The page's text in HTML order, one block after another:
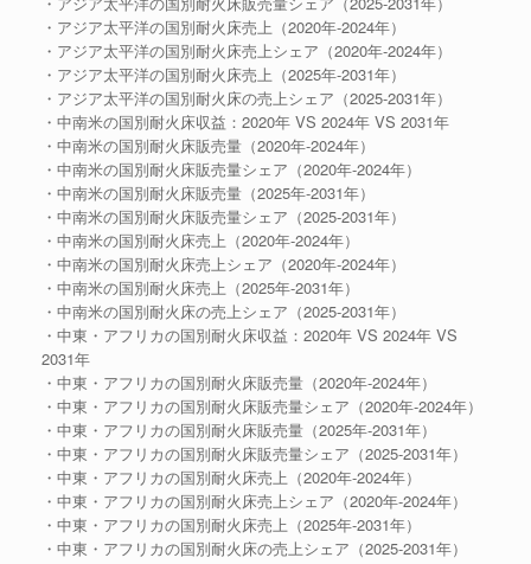
・アジア太平洋の国別耐火床売上（2020年-2024年）
・アジア太平洋の国別耐火床売上シェア（2020年-2024年）
・アジア太平洋の国別耐火床売上（2025年-2031年）
・アジア太平洋の国別耐火床の売上シェア（2025-2031年）
・中南米の国別耐火床収益：2020年 VS 2024年 VS 2031年
・中南米の国別耐火床販売量（2020年-2024年）
・中南米の国別耐火床販売量シェア（2020年-2024年）
・中南米の国別耐火床販売量（2025年-2031年）
・中南米の国別耐火床販売量シェア（2025-2031年）
・中南米の国別耐火床売上（2020年-2024年）
・中南米の国別耐火床売上シェア（2020年-2024年）
・中南米の国別耐火床売上（2025年-2031年）
・中南米の国別耐火床の売上シェア（2025-2031年）
・中東・アフリカの国別耐火床収益：2020年 VS 2024年 VS
2031年
・中東・アフリカの国別耐火床販売量（2020年-2024年）
・中東・アフリカの国別耐火床販売量シェア（2020年-2024年）
・中東・アフリカの国別耐火床販売量（2025年-2031年）
・中東・アフリカの国別耐火床販売量シェア（2025-2031年）
・中東・アフリカの国別耐火床売上（2020年-2024年）
・中東・アフリカの国別耐火床売上シェア（2020年-2024年）
・中東・アフリカの国別耐火床売上（2025年-2031年）
・中東・アフリカの国別耐火床の売上シェア（2025-2031年）